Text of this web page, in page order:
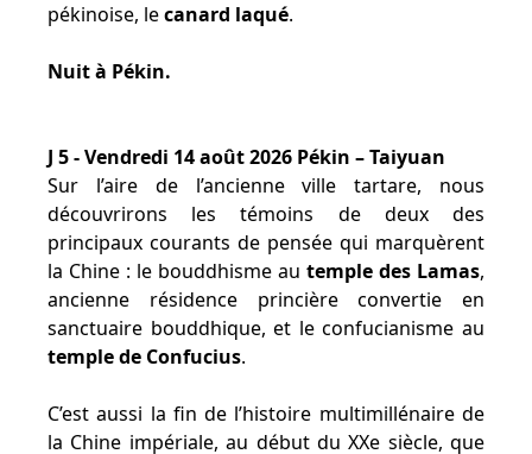
pékinoise, lecanard laqué.
Nuit à Pékin.
J 5 - Vendredi 14 août 2026 Pékin – Taiyuan
Sur l’aire de l’ancienne ville tartare, nous
découvrirons les témoins de deux des
principaux courants de pensée qui marquèrent
la Chine : le bouddhisme au temple des Lamas,
ancienne résidence princière convertie en
sanctuaire bouddhique, et le confucianisme au
temple de Confucius.
C’est aussi la fin de l’histoire multimillénaire de
la Chine impériale, au début du XXe siècle, que